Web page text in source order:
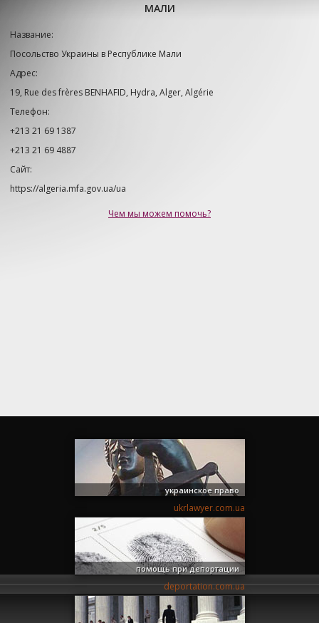
МАЛИ
Название:
Посольство Украины в Республике Мали
Адрес:
19, Rue des frères BENHAFID, Hydra, Alger, Algérie
Телефон:
+213 21 69 1387
+213 21 69 4887
Сайт:
https://algeria.mfa.gov.ua/ua
Чем мы можем помочь?
украинское право
ukrlawyer.com.ua
помощь при депортации
deportation.com.ua